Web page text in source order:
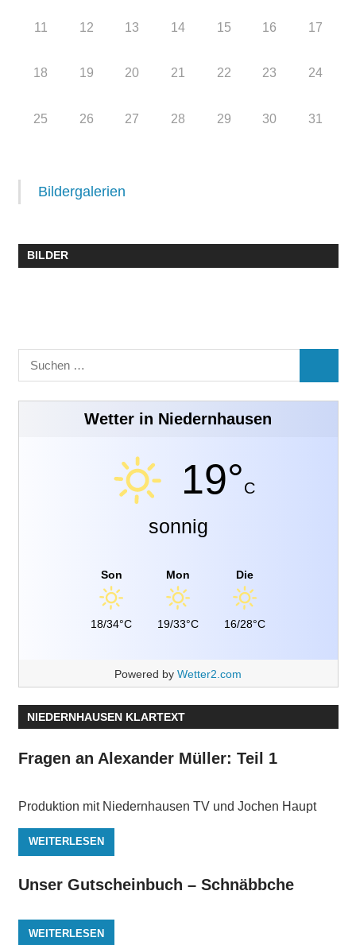
11 12 13 14 15 16 17
18 19 20 21 22 23 24
25 26 27 28 29 30 31
Bildergalerien
BILDER
Suchen
nach:
Wetter in Niedernhausen
19°C
sonnig
Son
18/34°C
Mon
19/33°C
Die
16/28°C
Powered by Wetter2.com
NIEDERNHAUSEN KLARTEXT
Fragen an Alexander Müller: Teil 1
Produktion mit Niedernhausen TV und Jochen Haupt
WEITERLESEN
Unser Gutscheinbuch – Schnäbbche
WEITERLESEN